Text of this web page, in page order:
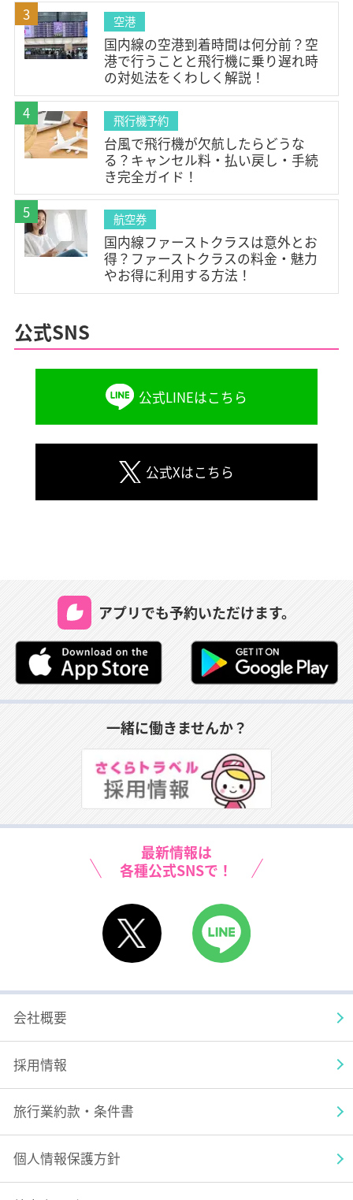
#フライト情報(1) #運航状況(1)
#展望デッキ(4)
#マッサージ(1) #台風(1)
#キャンセル料(2) #払い戻し(2) #座席(2)
#モバイルバッテリー(1) #ファーストクラス(1)
#空港到着時間(1) #eチケット(1)
#LCC(1) #はじめての飛行機(2) #飛行機の乗り方(2)
#ANA(14) #Peach(4) #Jetstar(5)
#AIRDO(4) #スカイマーク(6) #スターフライヤー(4)
#FDA(2)
#ソラシドエア(4)
#羽田空港(9)
#成田空港(4) #伊丹空港(2)
#新千歳空港(4) #中部国際空港(1)
#福岡空港(3) #那覇空港(4) #函館空港(1)
#旭川空港(2)
#丘珠空港(1) #青森空港(1) #仙台空港(1)
#鳥取空港(1) #米子空港(1)
#広島空港(1) #松山空港(2) #屋久島空港(1)
#鹿児島空港(1)
#下地島空港(1)
3
空港
国内線の空港到着時間は何分前？空
港で行うことと飛行機に乗り遅れ時
の対処法をくわしく解説！
4
飛行機予約
台風で飛行機が欠航したらどうな
る？キャンセル料・払い戻し・手続
き完全ガイド！
5
航空券
国内線ファーストクラスは意外とお
得？ファーストクラスの料金・魅力
やお得に利用する方法！
公式SNS
公式LINEはこちら
公式Xはこちら
アプリでも予約いただけます。
一緒に働きませんか？
最新情報は
各種公式SNSで！
X LINE
会社概要
採用情報
旅行業約款・条件書
個人情報保護方針